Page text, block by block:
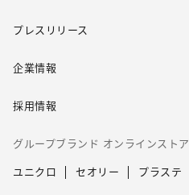
プレスリリース
企業情報
採用情報
グループブランド オンラインストア
ユニクロ セオリー プラステ